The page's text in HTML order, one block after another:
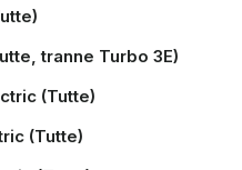
tranne Turbo 3E)
(Tutte)
(Tutte)